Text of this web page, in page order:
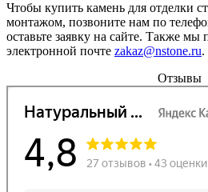
Чтобы купить камень для отделки
монтажом, позвоните нам по
оставьте заявку на сайте. Также
электронной почте zakaz@nstone.ru.
Отзывы